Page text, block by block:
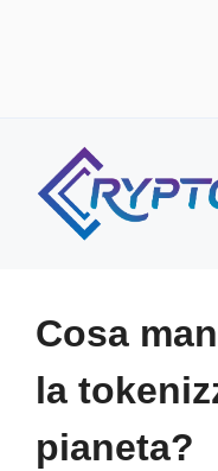
contenuto
Cosa
la
pianeta?